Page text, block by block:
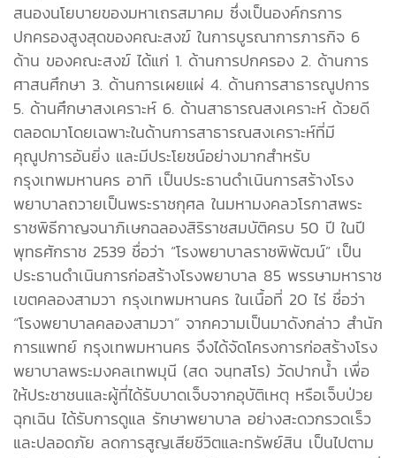
สนองนโยบายของมหาเถรสมาคม ซึ่งเป็นองค์กรการ
ปกครองสูงสุดของคณะสงฆ์ ในการบูรณาการภารกิจ 6
ด้าน ของคณะสงฆ์ ได้แก่ 1. ด้านการปกครอง 2. ด้านการ
ศาสนศึกษา 3. ด้านการเผยแผ่ 4. ด้านการสาธารณูปการ
5. ด้านศึกษาสงเคราะห์ 6. ด้านสาธารณสงเคราะห์ ด้วยดี
ตลอดมาโดยเฉพาะในด้านการสาธารณสงเคราะห์ที่มี
คุณูปการอันยิ่ง และมีประโยชน์อย่างมากสำหรับ
กรุงเทพมหานคร อาทิ เป็นประธานดำเนินการสร้างโรง
พยาบาลถวายเป็นพระราชกุศล ในมหามงคลวโรกาสพระ
ราชพิธีกาญจนาภิเษกฉลองสิริราชสมบัติครบ 50 ปี ในปี
พุทธศักราช 2539 ชื่อว่า “โรงพยาบาลราชพิพัฒน์” เป็น
ประธานดำเนินการก่อสร้างโรงพยาบาล 85 พรรษามหาราช
เขตคลองสามวา กรุงเทพมหานคร ในเนื้อที่ 20 ไร่ ชื่อว่า
“โรงพยาบาลคลองสามวา” จากความเป็นมาดังกล่าว สำนัก
การแพทย์ กรุงเทพมหานคร จึงได้จัดโครงการก่อสร้างโรง
พยาบาลพระมงคลเทพมุนี (สด จนฺทสโร) วัดปากน้ำ เพื่อ
ให้ประชาชนและผู้ที่ได้รับบาดเจ็บจากอุบัติเหตุ หรือเจ็บป่วย
ฉุกเฉิน ได้รับการดูแล รักษาพยาบาล อย่างสะดวกรวดเร็ว
และปลอดภัย ลดการสูญเสียชีวิตและทรัพย์สิน เป็นไปตาม